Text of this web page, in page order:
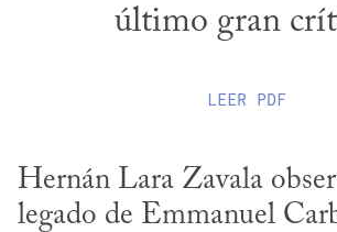
último gran
LEER PDF
Hernán Lara Zavala
legado de Emmanuel